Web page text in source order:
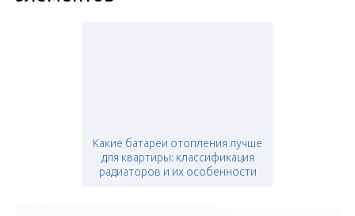
Какие батареи отопления лучше
для квартиры: классификация
радиаторов и их особенности